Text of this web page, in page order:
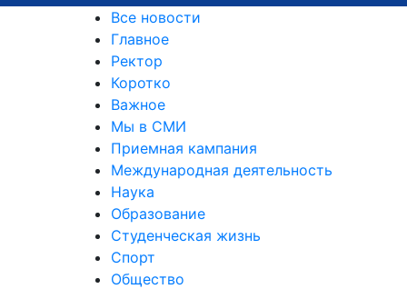
Все новости
Главное
Ректор
Коротко
Важное
Мы в СМИ
Приемная кампания
Международная деятельность
Наука
Образование
Студенческая жизнь
Спорт
Общество